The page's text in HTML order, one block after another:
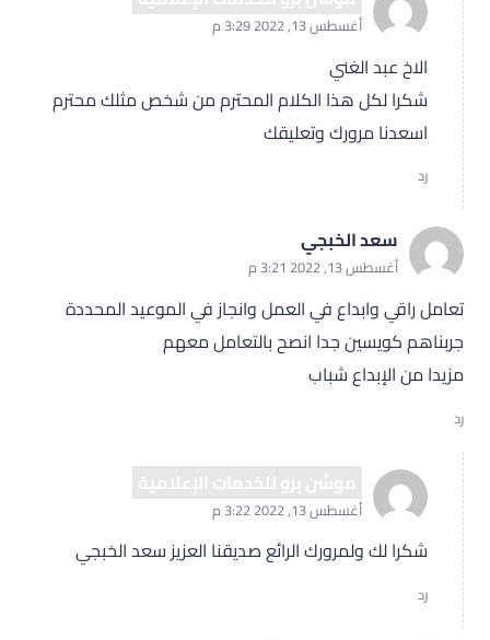
أغسطس 13, 2022 3:29 م
الاخ عبد الغني
شكرا لكل هذا الكلام المحترم من شخص مثلك محترم
اسعدنا مرورك وتعليقك
رد
سعد الخبجي
أغسطس 13, 2022 3:21 م
تعامل راقي وابداع في العمل وانجاز في الموعيد المحددة
جربناهم كويسين جدا انصح بالتعامل معهم
مزيدا من الإبداع شباب
رد
أغسطس 13, 2022 3:22 م
شكرا لك ولمرورك الرائع صديقنا العزيز سعد الخبجي
رد